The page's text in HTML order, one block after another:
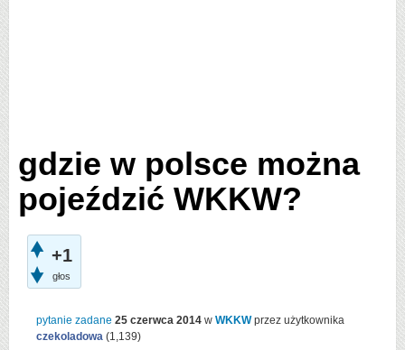
gdzie w polsce można
pojeździć WKKW?
+1
głos
pytanie zadane 25 czerwca 2014 w WKKW przez użytkownika
czekoladowa (1,139)